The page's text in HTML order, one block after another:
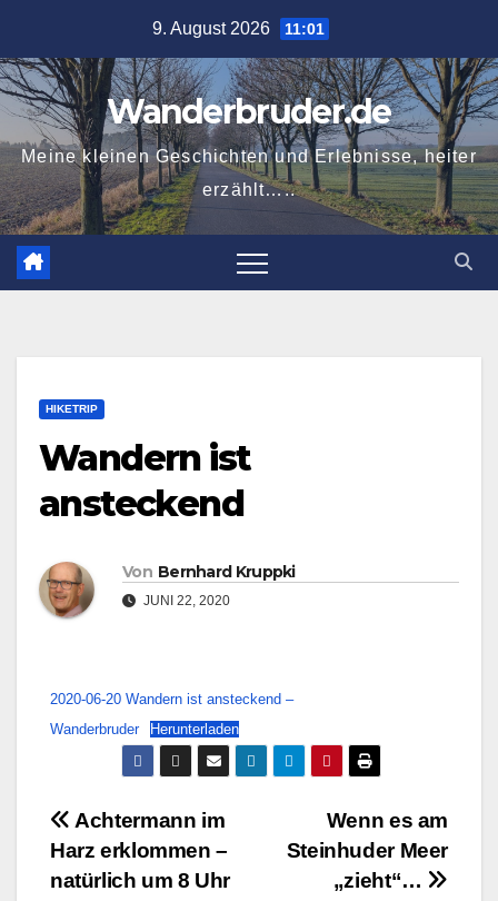
springen
9. August 2026 11:01
Wanderbruder.de
Meine kleinen Geschichten und Erlebnisse, heiter
erzählt…..
HIKETRIP
Wandern ist
ansteckend
Von Bernhard Kruppki
JUNI 22, 2020
2020-06-20 Wandern ist ansteckend –
Wanderbruder
Herunterladen
BeitragsnavigationWenn es am
Steinhuder Meer
„zieht“…
Achtermann im
Harz erklommen –
natürlich um 8 Uhr